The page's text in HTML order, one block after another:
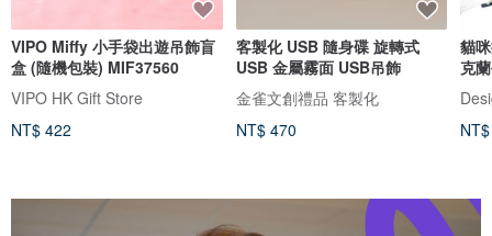
VIPO Miffy 小手袋出遊吊飾盲
盒 (隨機包裝) MIF37560
VIPO HK Gift Store
NT$ 422
客製化 USB 隨身碟 旋轉式
USB 金屬霧面 USB吊飾
金雀文創禮品 客製化
NT$ 470
貓
克